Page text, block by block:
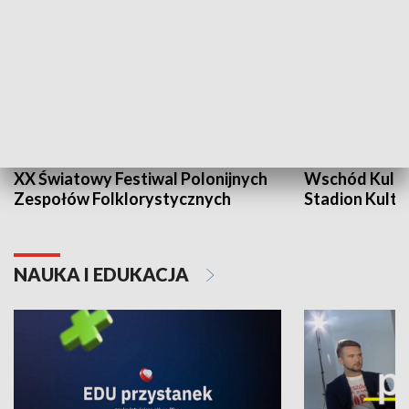
XX Światowy Festiwal Polonijnych
Zespołów Folklorystycznych
Wschód
Stadion
NAUKA I EDUKACJA